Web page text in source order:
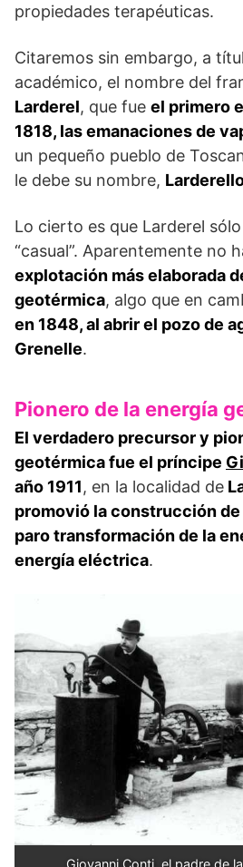
propiedades terapéuticas.
Citaremos sin embargo, a
académico, el nombre del
Larderel, que fue el primero
1818, las emanaciones de
un pequeño pueblo de
le debe su nombre,
Lo cierto es que Larderel
“casual”. Aparentemente no
explotación más elaborada
geotérmica, algo que en
en 1848, al abrir el pozo de
Grenelle.
Pionero de la energía
El verdadero precursor y
geotérmica fue el príncipe
año 1911, en la localidad de
promovió la construcción
paro transformación de la
energía eléctrica.